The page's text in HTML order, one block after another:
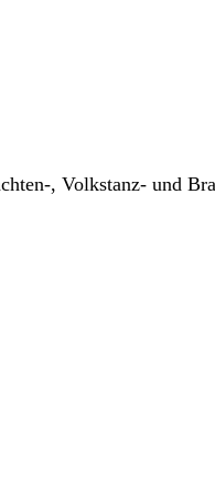
, Volkstanz- und